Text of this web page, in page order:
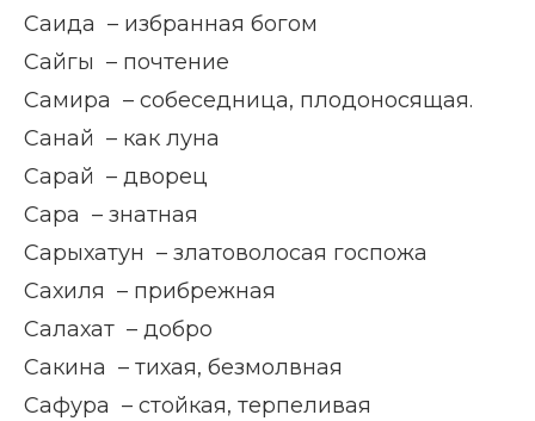
Саида – избранная богом
Сайгы – почтение
Самира – собеседница, плодоносящая.
Санай – как луна
Сарай – дворец
Сара – знатная
Сарыхатун – златоволосая госпожа
Сахиля – прибрежная
Салахат – добро
Сакина – тихая, безмолвная
Сафура – стойкая, терпеливая